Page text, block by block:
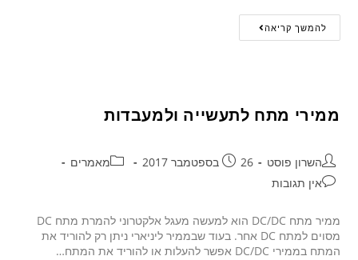
להמשך קריאה
ממירי מתח לתעשייה ולמעבדות
השרון פוסט 26 בספטמבר 2017
מאמרים
אין תגובות
ממיר מתח DC/DC הוא למעשה מעגל אלקטרוני להמרת מתח DC
מסוים למתח DC אחר. בעוד שבממיר ליניארי ניתן רק להוריד את
המתח בממירי DC/DC אפשר להעלות או להוריד את המתח…